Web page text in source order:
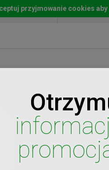
konto Lista
przyjmowanie cookies